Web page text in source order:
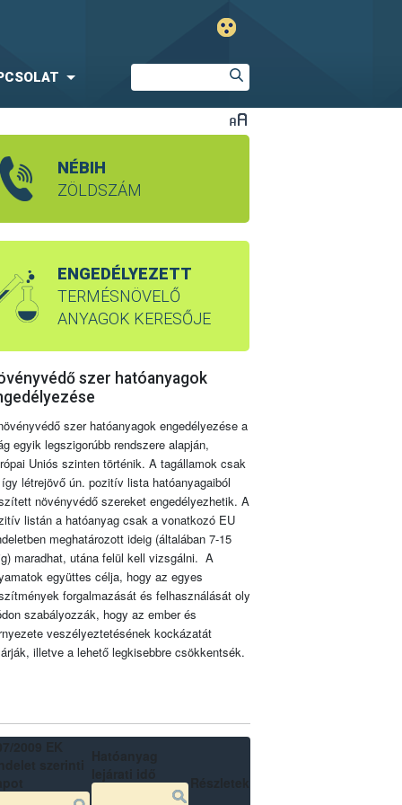
NÉBIH
ZÖLDSZÁM
ENGEDÉLYEZETT
TERMÉSNÖVELŐ
ANYAGOK KERESŐJE
szer hatóanyagok
szer hatóanyagok engedélyezése a
egyik legszigorúbb rendszere alapján,
Uniós szinten történik. A tagállamok csak
létrejövő ún. pozitív lista hatóanyagaiból
növényvédő szereket engedélyezhetik. A
listán a hatóanyag csak a vonatkozó EU
meghatározott ideig (általában 7-15
maradhat, utána felül kell vizsgálni. A
együttes célja, hogy az egyes
forgalmazását és felhasználását oly
szabályozzák, hogy az ember és
veszélyeztetésének kockázatát
illetve a lehető legkisebbre csökkentsék.